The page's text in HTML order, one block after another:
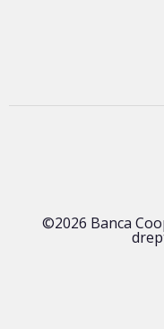
©2026 Banca